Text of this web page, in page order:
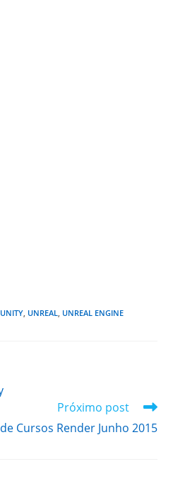
UNITY UNREAL UNREAL ENGINE
Próximo post
Cursos Render Junho 2015